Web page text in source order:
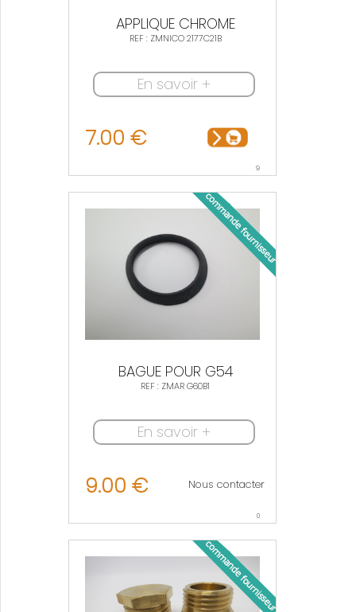
APPLIQUE CHROME
REF : ZMNICO 2177C21B
En savoir +
7.00 €
9
BAGUE POUR G54
REF : ZMAR G60B1
En savoir +
9.00 € Nous contacter
0